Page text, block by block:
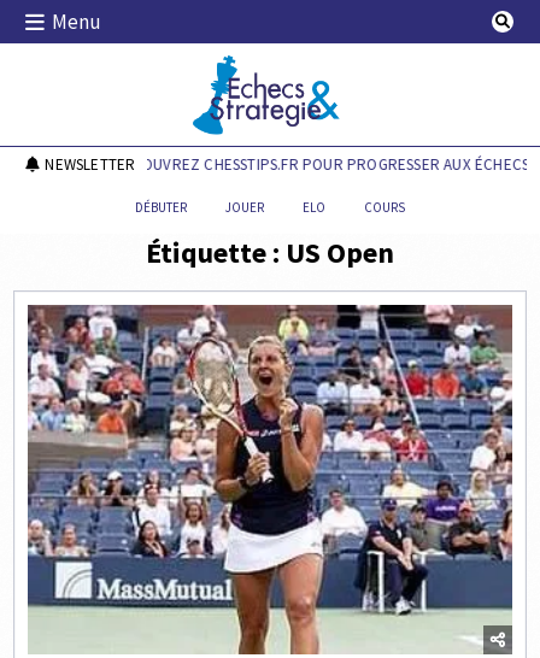
Skip
Menu
Echecs & Stratégie
NEWSLETTERDÉCOUVREZ CHESSTIPS.FR POUR PROGRESSER AUX ÉCHECS !
DÉBUTER JOUER ELO COURS
Étiquette : US Open